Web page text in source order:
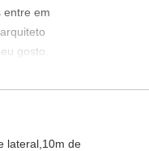
entre em
gosto.
lateral,10m de